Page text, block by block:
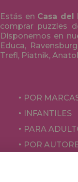
Estás en Casa del
comprar puzzles
Disponemos en
Educa,
Trefl, Piatnik,
POR
INFANTILES
PARA
POR
JUEGOS DE